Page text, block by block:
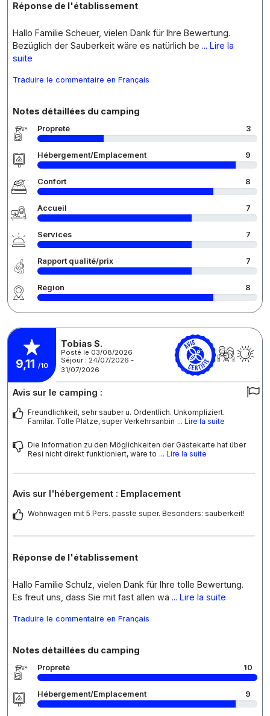
Réponse de l'établissement
Hallo Familie Scheuer, vielen Dank für Ihre Bewertung.
Bezüglich der Sauberkeit wäre es natürlich be ... Lire la
suite
Traduire le commentaire en Français
Notes détaillées du camping
Propreté 3
Hébergement/Emplacement 9
Confort 8
Accueil 7
Services 7
Rapport qualité/prix 7
Région 8
9,11 /10
Tobias S.
Posté le 03/08/2026
Séjour : 24/07/2026 -
31/07/2026
Avis sur le camping :
Freundlichkeit, sehr sauber u. Ordentlich. Unkompliziert.
Familär. Tolle Plätze, super Verkehrsanbin ... Lire la suite
Die Information zu den Möglichkeiten der Gästekarte hat über
Resi nicht direkt funktioniert, wäre to ... Lire la suite
Avis sur l'hébergement : Emplacement
Wohnwagen mit 5 Pers. passte super. Besonders: sauberkeit!
Réponse de l'établissement
Hallo Familie Schulz, vielen Dank für Ihre tolle Bewertung.
Es freut uns, dass Sie mit fast allen wä ... Lire la suite
Traduire le commentaire en Français
Notes détaillées du camping
Propreté 10
Hébergement/Emplacement 9